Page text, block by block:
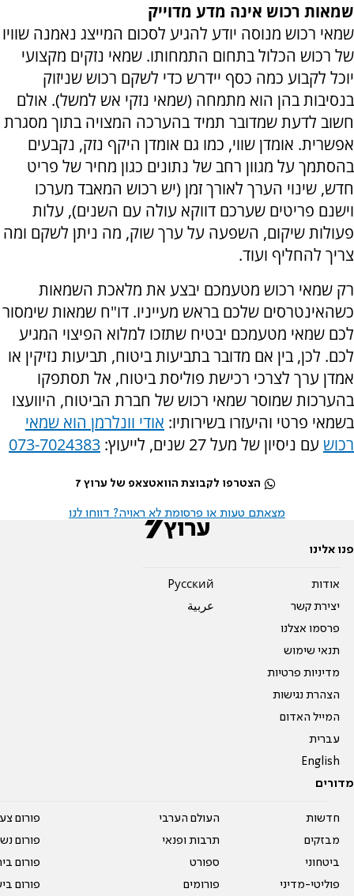
שמאות רכוש אינה מדע מדוייק
שמאי רכוש מנוסה יודע להגיע לסכום המייצג נאמנה שוויו
של רכוש הכלול בתחום התמחותו. שמאי נזקים מקצועי
יוכל לקבוע כמה כסף יידרש כדי לשקם רכוש שניזוק
בנסיבות בהן הוא מתמחה (שמאי נזקי אש למשל). אולם
חשוב לדעת שמדובר תמיד בהערכה המצויה בתוך מסגרת
אפשרית. אומדן שווי, כמו גם אומדן היקף נזק, נקבעים
בהסתמך על מגוון רחב של נתונים כגון מחיר של פריט
חדש, שינוי הערך לאורך זמן (יש רכוש המאבד מערכו
וישנם פריטים שערכם דווקא עולה עם השנים), עלות
פעולות שיקום, השפעה על ערך שוק, מה ניתן לשקם ומה
צריך להחליף ועוד.
רק שמאי רכוש מטעמכם יבצע את מלאכת השמאות
כשהאינטרסים שלכם בראש מעייניו. דו"ח שמאות שימסור
לכם שמאי מטעמכם יבטיח שתזכו למלוא הפיצוי המגיע
לכם. לכן, בין אם מדובר בתביעות ביטוח, תביעות נזיקין או
אמדן ערך לצרכי רכישת פוליסת ביטוח, אל תסתפקו
בהערכות שמוסר שמאי רכוש של חברת הביטוח, היוועצו
בשמאי פרטי והיעזרו בשירותיו: אודי וונלרמן הוא שמאי
רכוש עם ניסיון של מעל 27 שנים, לייעוץ: 073-7024383
הצטרפו לקבוצת הוואטצאפ של ערוץ 7
מצאתם טעות או פרסומת לא ראויה? דווחו לנו
פנו אלינו
אודות
יצירת קשר
פרסמו אצלנו
תנאי שימוש
מדיניות פרטיות
הצהרת נגישות
המייל האדום
עברית
English
Pусский
عربية
מדורים
חדשות
מבזקים
ביטחוני
פוליטי-מדיני
העולם הערבי
תרבות ופנאי
ספורט
פורומים
פורום
פורום
פורום
פורום